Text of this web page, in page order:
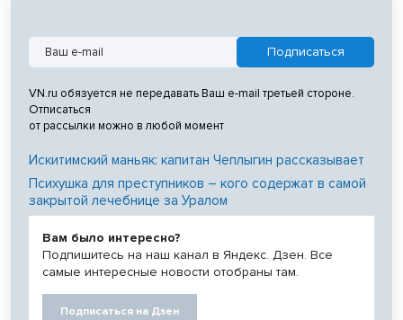
VN.ru обязуется не передавать Ваш e-mail третьей стороне.
Отписаться
от рассылки можно в любой момент
Искитимский маньяк: капитан Чеплыгин рассказывает
Психушка для преступников – кого содержат в самой
закрытой лечебнице за Уралом
Вам было интересно?
Подпишитесь на наш канал в Яндекс. Дзен. Все
самые интересные новости отобраны там.
Подписаться на Дзен